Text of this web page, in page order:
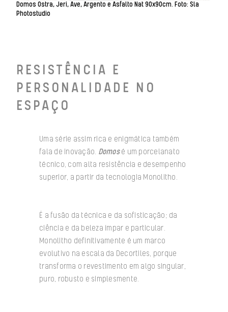
Domos Ostra, Jeri, Ave, Argento e Asfalto Nat 90x90cm. Foto: Sla
Photostudio
RESISTÊNCIA E
PERSONALIDADE NO
ESPAÇO
Uma série assim rica e enigmática também
fala de inovação. Domosé um porcelanato
técnico, com alta resistência e desempenho
superior, a partir da tecnologia Monolitho.
É a fusão da técnica e da sofisticação; da
ciência e da beleza ímpar e particular.
Monolitho definitivamente é um marco
evolutivo na escala da Decortiles, porque
transforma o revestimento em algo singular,
puro, robusto e simplesmente.